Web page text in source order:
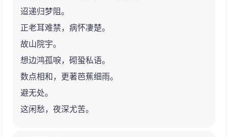
迢递归梦阻。
正老耳难禁，病怀凄楚。
故山院宇。
想边鸿孤唳，砌蛩私语。
数点相和，更著芭蕉细雨。
避无处。
这闲愁，夜深尤苦。